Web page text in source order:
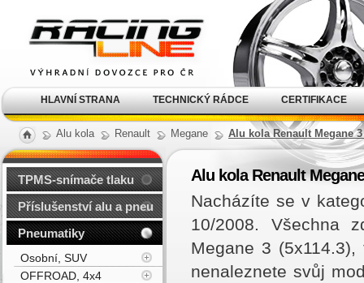
Alu kola Renault Megane Alu kola Renault Megane
Alu kola Renault
Nacházíte se v
10/2008. Všechna
Megane 3
nenaleznete svůj
TPMS-snímače tlaku
Příslušenství alu a pneu
Pneumatiky
Osobní, SUV
OFFROAD, 4x4
kola Racing Line
HLAVNÍ STRANA TECHNICKÝ RÁDCE CERTIFIKACE